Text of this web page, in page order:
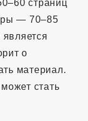
страниц
— 70–85
о
материал.
стать